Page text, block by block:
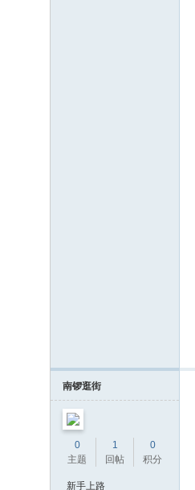
南锣逛街
0
主题
1
回帖
0
积分
新手上路